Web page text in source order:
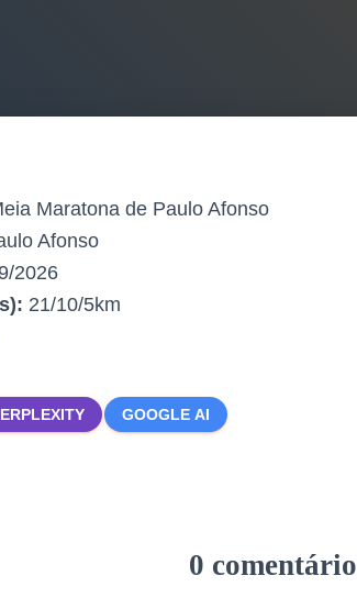
Maratona de Paulo Afonso
Afonso
2026
21/10/5km
GOOGLE AI
0 comentário